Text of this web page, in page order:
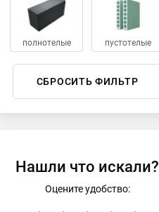
полнотелые пустотелые
Нашли что искали?
Оцените удобство: